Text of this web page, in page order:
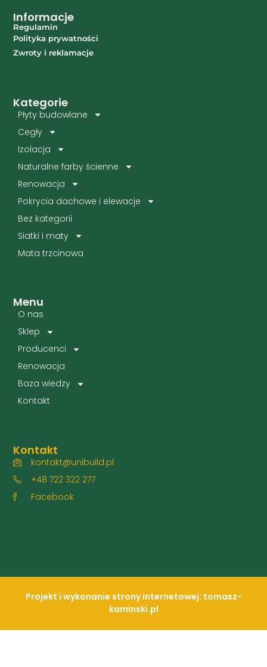
Menu
O nas
Sklep
Producenci
Renowacja
Baza wiedzy
Kontakt
Kategorie
Płyty budowlane
Cegły
Izolacja
Naturalne farby ścienne
Renowacja
Pokrycia dachowe i elewacje
Bez kategorii
Siatki i maty
Mata trzcinowa
Kontakt
kontakt@unibuild.pl
+48 722 322 277
Facebook
Informacje
Regulamin
Polityka prywatności
Zwroty i reklamacje
Projekt i wykonanie strony internetowej: tomasz-
kaminski.pl